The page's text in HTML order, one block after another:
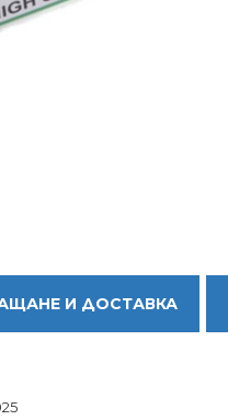
И ДОСТАВКА